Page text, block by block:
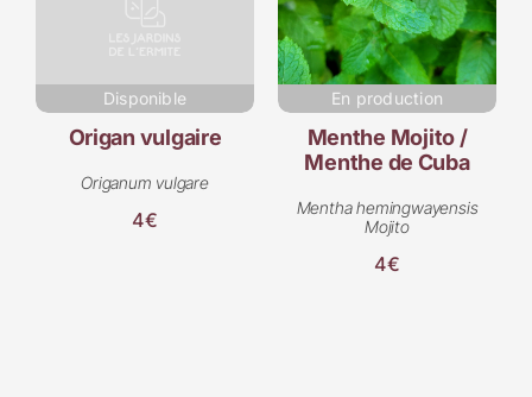
Disponible
Origan vulgaire
Origanum vulgare
4€
En production
Menthe Mojito /
Menthe de Cuba
Mentha hemingwayensis
Mojito
4€